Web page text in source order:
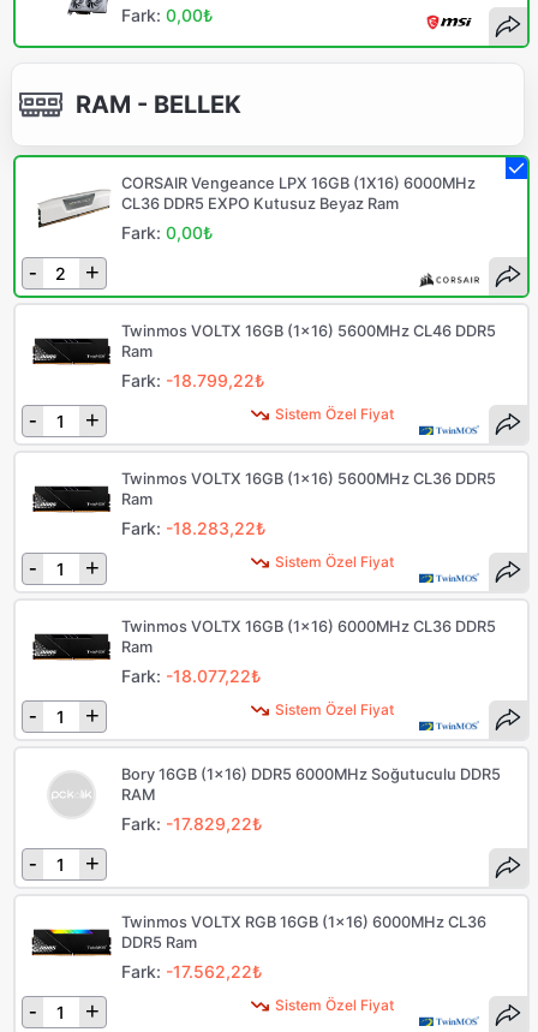
Fark:0,00₺
RAM - BELLEK
CORSAIR Vengeance LPX 16GB (1X16) 6000MHz
CL36 DDR5 EXPO Kutusuz Beyaz Ram
Fark:0,00₺
- +
Sistem Özel Fiyat
Twinmos VOLTX 16GB (1x16) 5600MHz CL46 DDR5
Ram
Fark: -18.799,22₺
- +
Sistem Özel Fiyat
Twinmos VOLTX 16GB (1x16) 5600MHz CL36 DDR5
Ram
Fark: -18.283,22₺
- +
Sistem Özel Fiyat
Twinmos VOLTX 16GB (1x16) 6000MHz CL36 DDR5
Ram
Fark: -18.077,22₺
- +
Bory 16GB (1x16) DDR5 6000MHz Soğutuculu DDR5
RAM
Fark: -17.829,22₺
- +
Sistem Özel Fiyat
Twinmos VOLTX RGB 16GB (1x16) 6000MHz CL36
DDR5 Ram
Fark: -17.562,22₺
- +